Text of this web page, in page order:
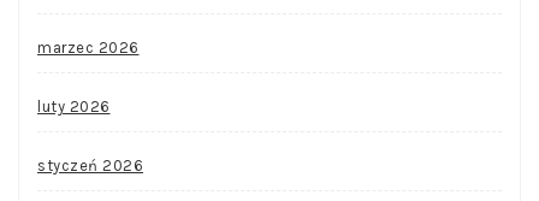
marzec 2026
luty 2026
styczeń 2026